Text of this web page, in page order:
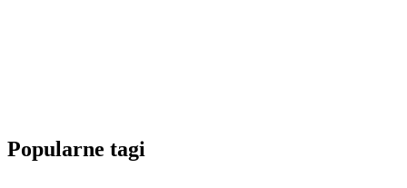
Popularne tagi